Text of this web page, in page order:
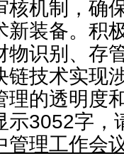
核机制，确
新装备。积
物识别、存
链技术实现
理的透明
示3052字，
管理工作会